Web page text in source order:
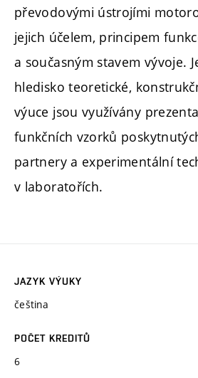
převodovými ústrojími
jejich účelem, principem
a současným stavem vývoje.
hledisko teoretické,
výuce jsou využívány
funkčních vzorků
partnery a experimentální
v laboratořích.
JAZYK VÝUKY
čeština
POČET KREDITŮ
6